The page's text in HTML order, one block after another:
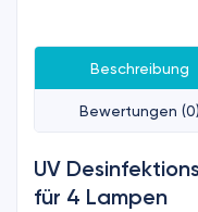
Beschreibung
Bewertungen (0)
UV
für 4 Lampen